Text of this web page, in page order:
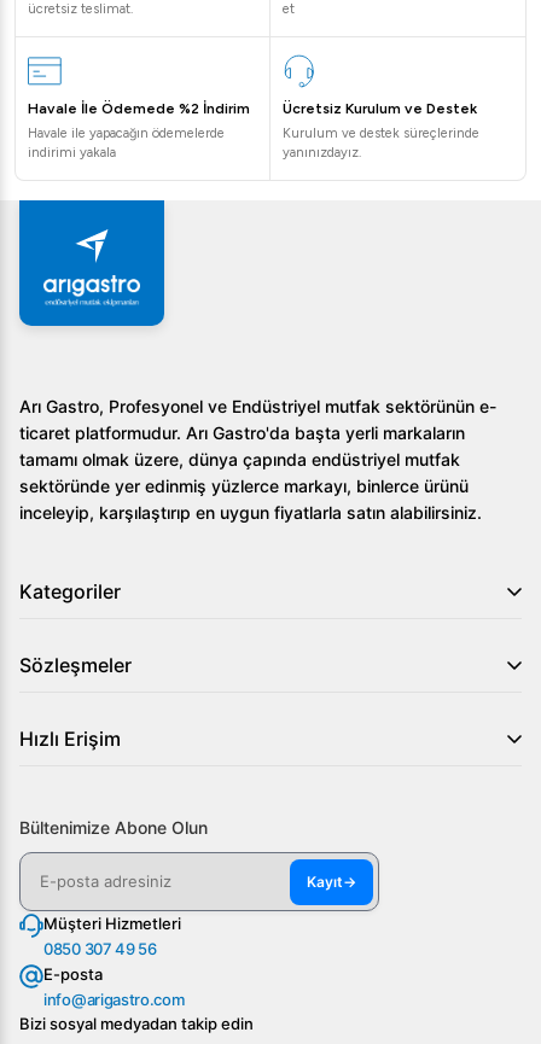
ücretsiz teslimat.
et
Havale İle Ödemede %2 İndirim
Havale ile yapacağın ödemelerde
indirimi yakala
Ücretsiz Kurulum ve Destek
Kurulum ve destek süreçlerinde
yanınızdayız.
Arı Gastro, Profesyonel ve Endüstriyel mutfak sektörünün e-
ticaret platformudur. Arı Gastro'da başta yerli markaların
tamamı olmak üzere, dünya çapında endüstriyel mutfak
sektöründe yer edinmiş yüzlerce markayı, binlerce ürünü
inceleyip, karşılaştırıp en uygun fiyatlarla satın alabilirsiniz.
Kategoriler
Sözleşmeler
Hızlı Erişim
Bültenimize Abone Olun
Kayıt→
Müşteri Hizmetleri
0850 307 49 56
E-posta
info@arigastro.com
Bizi sosyal medyadan takip edin